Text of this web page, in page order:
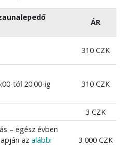
ÁR
310 CZK
tól 20:00-ig
310 CZK
3 CZK
– egész évben
azalábbi
3 000 CZK